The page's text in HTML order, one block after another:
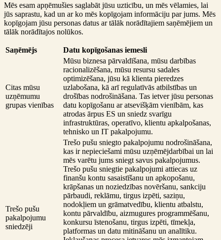
Mēs esam apņēmušies saglabāt jūsu uzticību, un mēs vēlamies, lai
jūs saprastu, kad un ar ko mēs kopīgojam informāciju par jums. Mēs
kopīgojam jūsu personas datus ar tālāk norādītajiem saņēmējiem un
tālāk norādītajos nolūkos.
Saņēmējs Datu kopīgošanas iemesli
Citas mūsu
uzņēmumu
grupas vienības
Mūsu biznesa pārvaldīšana, mūsu darbības
racionalizēšana, mūsu resursu sadales
optimizēšana, jūsu kā klienta pieredzes
uzlabošana, kā arī regulatīvās atbilstības un
drošības nodrošināšana. Tas ietver jūsu personas
datu kopīgošanu ar atsevišķām vienībām, kas
atrodas ārpus ES un sniedz svarīgu
infrastruktūras, operatīvo, klientu apkalpošanas,
tehnisko un IT pakalpojumu.
Trešo pušu
pakalpojumu
sniedzēji
Trešo pušu sniegto pakalpojumu nodrošināšana,
kas ir nepieciešami mūsu uzņēmējdarbībai un lai
mēs varētu jums sniegt savus pakalpojumus.
Trešo pušu sniegtie pakalpojumi attiecas uz
finanšu kontu sasaistīšanu un apkopošanu,
krāpšanas un noziedzības novēršanu, sankciju
pārbaudi, reklāmu, tirgus izpēti, saziņu,
nodokļiem un grāmatvedību, klientu atbalstu,
kontu pārvaldību, aizmugures programmēšanu,
konkursu īstenošanu, tirgus izpēti, tīmekļa,
platformas un datu mitināšanu un analītiku.